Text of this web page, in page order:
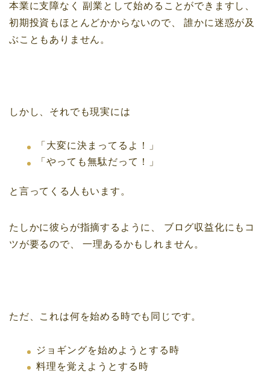
本業に支障なく
副業として始めることができますし、
初期投資もほとんどかからないので、
誰かに迷惑が及
ぶこともありません。
しかし、それでも現実には
「大変に決まってるよ！」
「やっても無駄だって！」
と言ってくる人もいます。
たしかに彼らが指摘するように、
ブログ収益化にもコ
ツが要るので、
一理あるかもしれません。
ただ、これは何を始める時でも同じです。
ジョギングを始めようとする時
料理を覚えようとする時